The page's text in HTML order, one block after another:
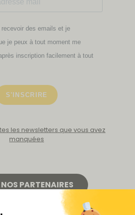
des emails et je
je peux à tout moment me
inscription facilement à tout
S'INSCRIRE
les newsletters que vous avez
manquées
PARTENAIRES